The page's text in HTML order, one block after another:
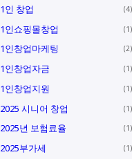
1인 창업 4
1인쇼핑몰창업 1
1인창업마케팅 2
1인창업자금 1
1인창업지원 1
2025 시니어 창업 1
2025년 보험료율 1
2025부가세 1